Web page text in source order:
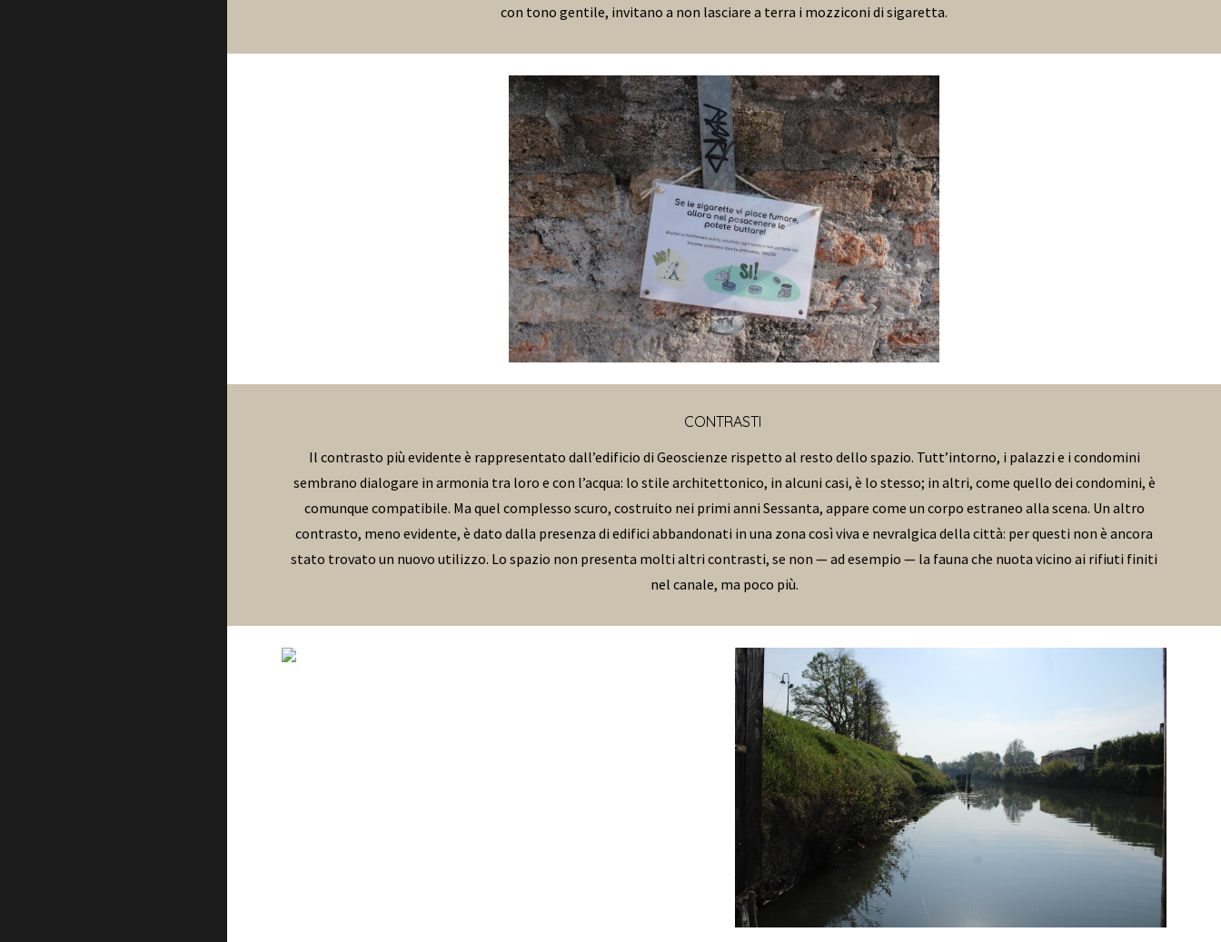
con tono gentile, invitano a non lasciare a terra i mozziconi di sigaretta.
CONTRASTI
Il contrasto più evidente è rappresentato dall’edificio di Geoscienze rispetto al resto dello spazio. Tutt’intorno, i palazzi e i condomini
sembrano dialogare in armonia tra loro e con l’acqua: lo stile architettonico, in alcuni casi, è lo stesso; in altri, come quello dei condomini, è
comunque compatibile. Ma quel complesso scuro, costruito nei primi anni Sessanta, appare come un corpo estraneo alla scena. Un altro
contrasto, meno evidente, è dato dalla presenza di edifici abbandonati in una zona così viva e nevralgica della città: per questi non è ancora
stato trovato un nuovo utilizzo. Lo spazio non presenta molti altri contrasti, se non — ad esempio — la fauna che nuota vicino ai rifiuti finiti
nel canale, ma poco più.